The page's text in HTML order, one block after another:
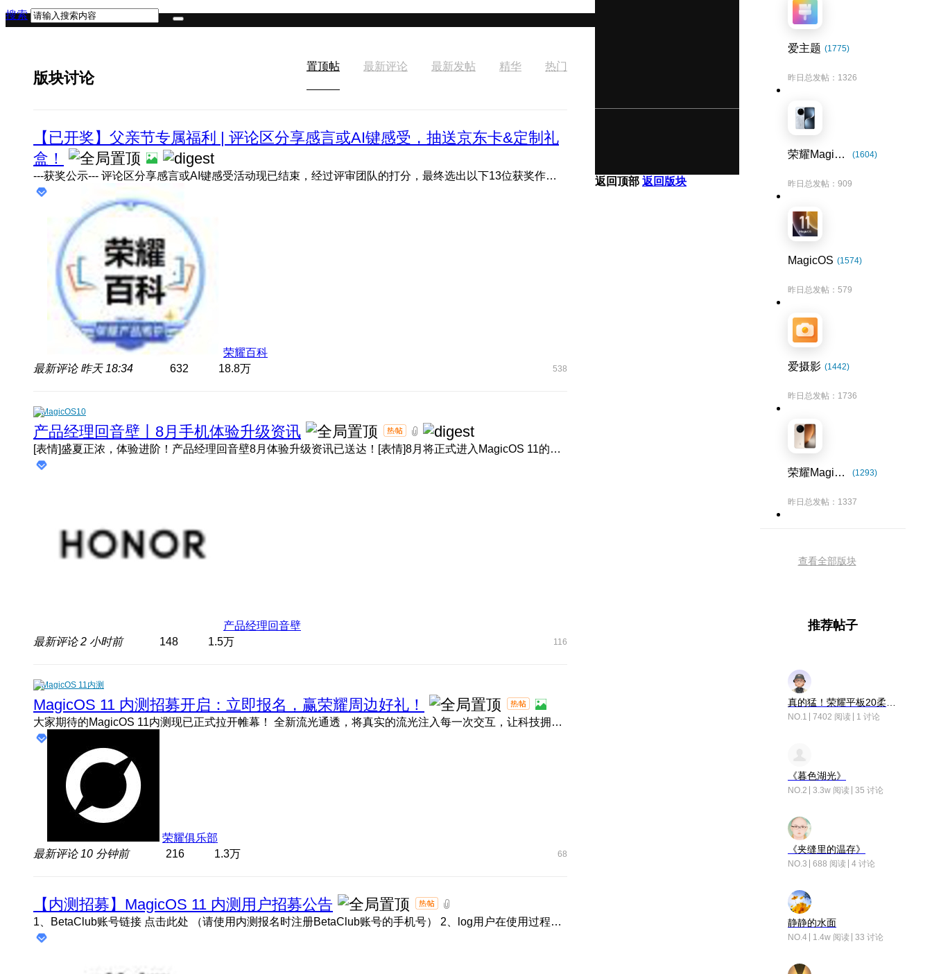
搜索
版块讨论
置顶帖 最新评论 最新发帖 精华 热门
【已开奖】父亲节专属福利 | 评论区分享感言或AI键感受，抽送京东卡&定制礼
盒！
---获奖公示--- 评论区分享感言或AI键感受活动现已结束，经过评审团队的打分，最终选出以下13位获奖作品，恭喜获 ...
荣耀百科
最新评论 昨天 18:34 632 18.8万 538
MagicOS10
产品经理回音壁丨8月手机体验升级资讯
[表情]盛夏正浓，体验进阶！产品经理回音壁8月体验升级资讯已送达！[表情]8月将正式进入MagicOS 11的升级节奏，内 ...
产品经理回音壁
最新评论2 小时前 148 1.5万 116
MagicOS 11内测
MagicOS 11 内测招募开启：立即报名，赢荣耀周边好礼！
大家期待的MagicOS 11内测现已正式拉开帷幕！ 全新流光通透，将真实的流光注入每一次交互，让科技拥有呼吸的灵动 ...
荣耀俱乐部
最新评论 10 分钟前 216 1.3万 68
【内测招募】MagicOS 11 内测用户招募公告
1、BetaClub账号链接 点击此处 （请使用内测报名时注册BetaClub账号的手机号） 2、log用户在使用过程中如遇问题 ...
爱主题 (1775)
昨日总发帖：1326
荣耀Magic7系列 (1604)
昨日总发帖：909
MagicOS (1574)
昨日总发帖：579
爱摄影 (1442)
昨日总发帖：1736
荣耀Magic8系列 (1293)
昨日总发帖：1337
查看全部版块
推荐帖子
NO.1 7402 阅读 1 讨论
《暮色湖光》
NO.2 3.3w 阅读 35 讨论
《夹缝里的温存》
NO.3 688 阅读 4 讨论
静静的水面
NO.4 1.4w 阅读 33 讨论
返回顶部 返回版块